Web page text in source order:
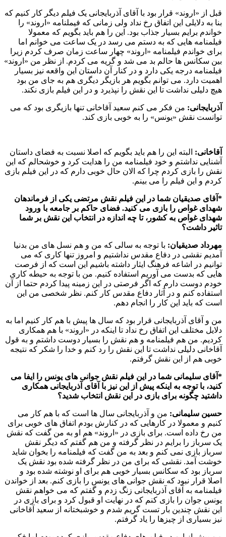
قبل از «اروند» قرار بود با آقای آذربایجانی یک فیلم دیگر کار کنیم که
بنا به دلایلی این اتفاق رخ نداد ولی زمانی که فیملنامه «اروند» را
خواندم برایم بسیار جذاب بود. این را هم باید بگویم که معمولا
فیلمنامه هایی که به دستم می رسد در یک ساعت می خوانم اما
برای خواندم فیلمنامه «اروند» چهار ساعت زمان صرف کردم زیرا
بین سکانس ها حالم بد می شد و گریه می کردم. از نظر من «اروند»
فیلمنامه درجه یکی دارد و در کنار آن داستان این واقعه نیز بسیار
اهمیت دارد. می توانم بگویم هر بازیگر دیگری هم به جای من بود
هیچ دلیلی نداشت تا این نقش را نپذیرد و در این فیلم بازی نکند.
آذربایجانی: من فکر می کنم سعید آقاخانی تنها بازیگری بود که می
توانست نقش «یونس» را به خوبی بازی کند.
آقاخانی: البته این را هم باید بگویم که اصلا نسبت به فضای داستان
آشنایی نداشتم و خود فیلمنامه من را هدایت کرد و خوشحالم که این
نقش را بازی کردم چرا که الان حال خوبی دارم که در این فیلم بازی
کردم و این فیلم را می بینم.
*آقای صدیقیان شما در این فیلم نقش مرتضی یکی از فرماندهان
شهدای غواص را بازی می کنید. فضای حاکم بر جامعه با ورود
شهدای غواص به کشور، تا چه اندازه در انتخاب این نقش بر شما
تاثیر داشت؟
مهرداد صدیقیان: با توجه به سالی که من و هم نسل های من بدنیا
آمدیم نقشی در دفاع مقدس نداشتیم و امروز تنها کاری که می
توانیم در اشاعه فرهنگ ایثار داشته باشیم این است که از فرصت
هایی که بدست می آوریم استفاده کنیم. من با توجه به حیطه کاری
خودم دوست دارم که اگر فرصتی در این زمینه پیدا کردم حتما از آن
استفاده کنم و در آثار دفاع مقدس کار کنم. نظر شخصی من این
است که باید این کار را انجام دهم.
من و آقای آذربایجانی قرار بود که سال ها پیش با هم کار کنیم اما به
دلایل مختلف این اتفاق رخ نداد تا اینکه در «اروند» با هم همکاری
کردیم. من هم فیلمنامه و هم نقش را بسیار دوست داشتم و به قول
آقاخانی دلیلی نداشت تا این نقش را رد کنم و خدا را شکر که نتیجه
خوبی هم از این نقش گرفتم.
*آقای سلیمانی شما در این فیلم نقش جوانی های یونس را ایفا می
کنید، با توجه به اینکه پیش از این نیز با آقای آذربایجانی همکاری
داشتید چگونه برای بازی در این نقش انتخاب شدید؟
حسین سلیمانی: من و آذربایجانی سال ها است که با هم کار می
کنیم و معمولا در کارهایی که در کنارش بودم اتفاق های خوبی برای
من رخ داده است. برای بازی در «اروند» هم او به من گفت که نقش
یک سرباز را برایم در نظر گرفته و من هم گفتم که دیگر نقش
سرباز بازی نمی کنم و بعد به من گفت که فیلمنامه را بخوان شاید
خوشت آمد. نقشی که برای من در نظر گرفته شده بود نقش یک
سرباز بود که سکانس بسیار خوبی هم برای او نوشته شده بود و
اصلا قرار نبود که نقش جوانی های یونس را بازی کنم. بعد از خواندن
فیلمنامه به آقای آذربایجانی زنگ زدم و گفتم که می خواهم نقش
یونس جوان را بازی کنم که در نهایت او قبول کرد و برای بازی در
این نقش چندین بار تست گریم شدم و خوشبختانه از سعید آقاخانی
نیز بسیاری از چیزها را یاد گرفتم.